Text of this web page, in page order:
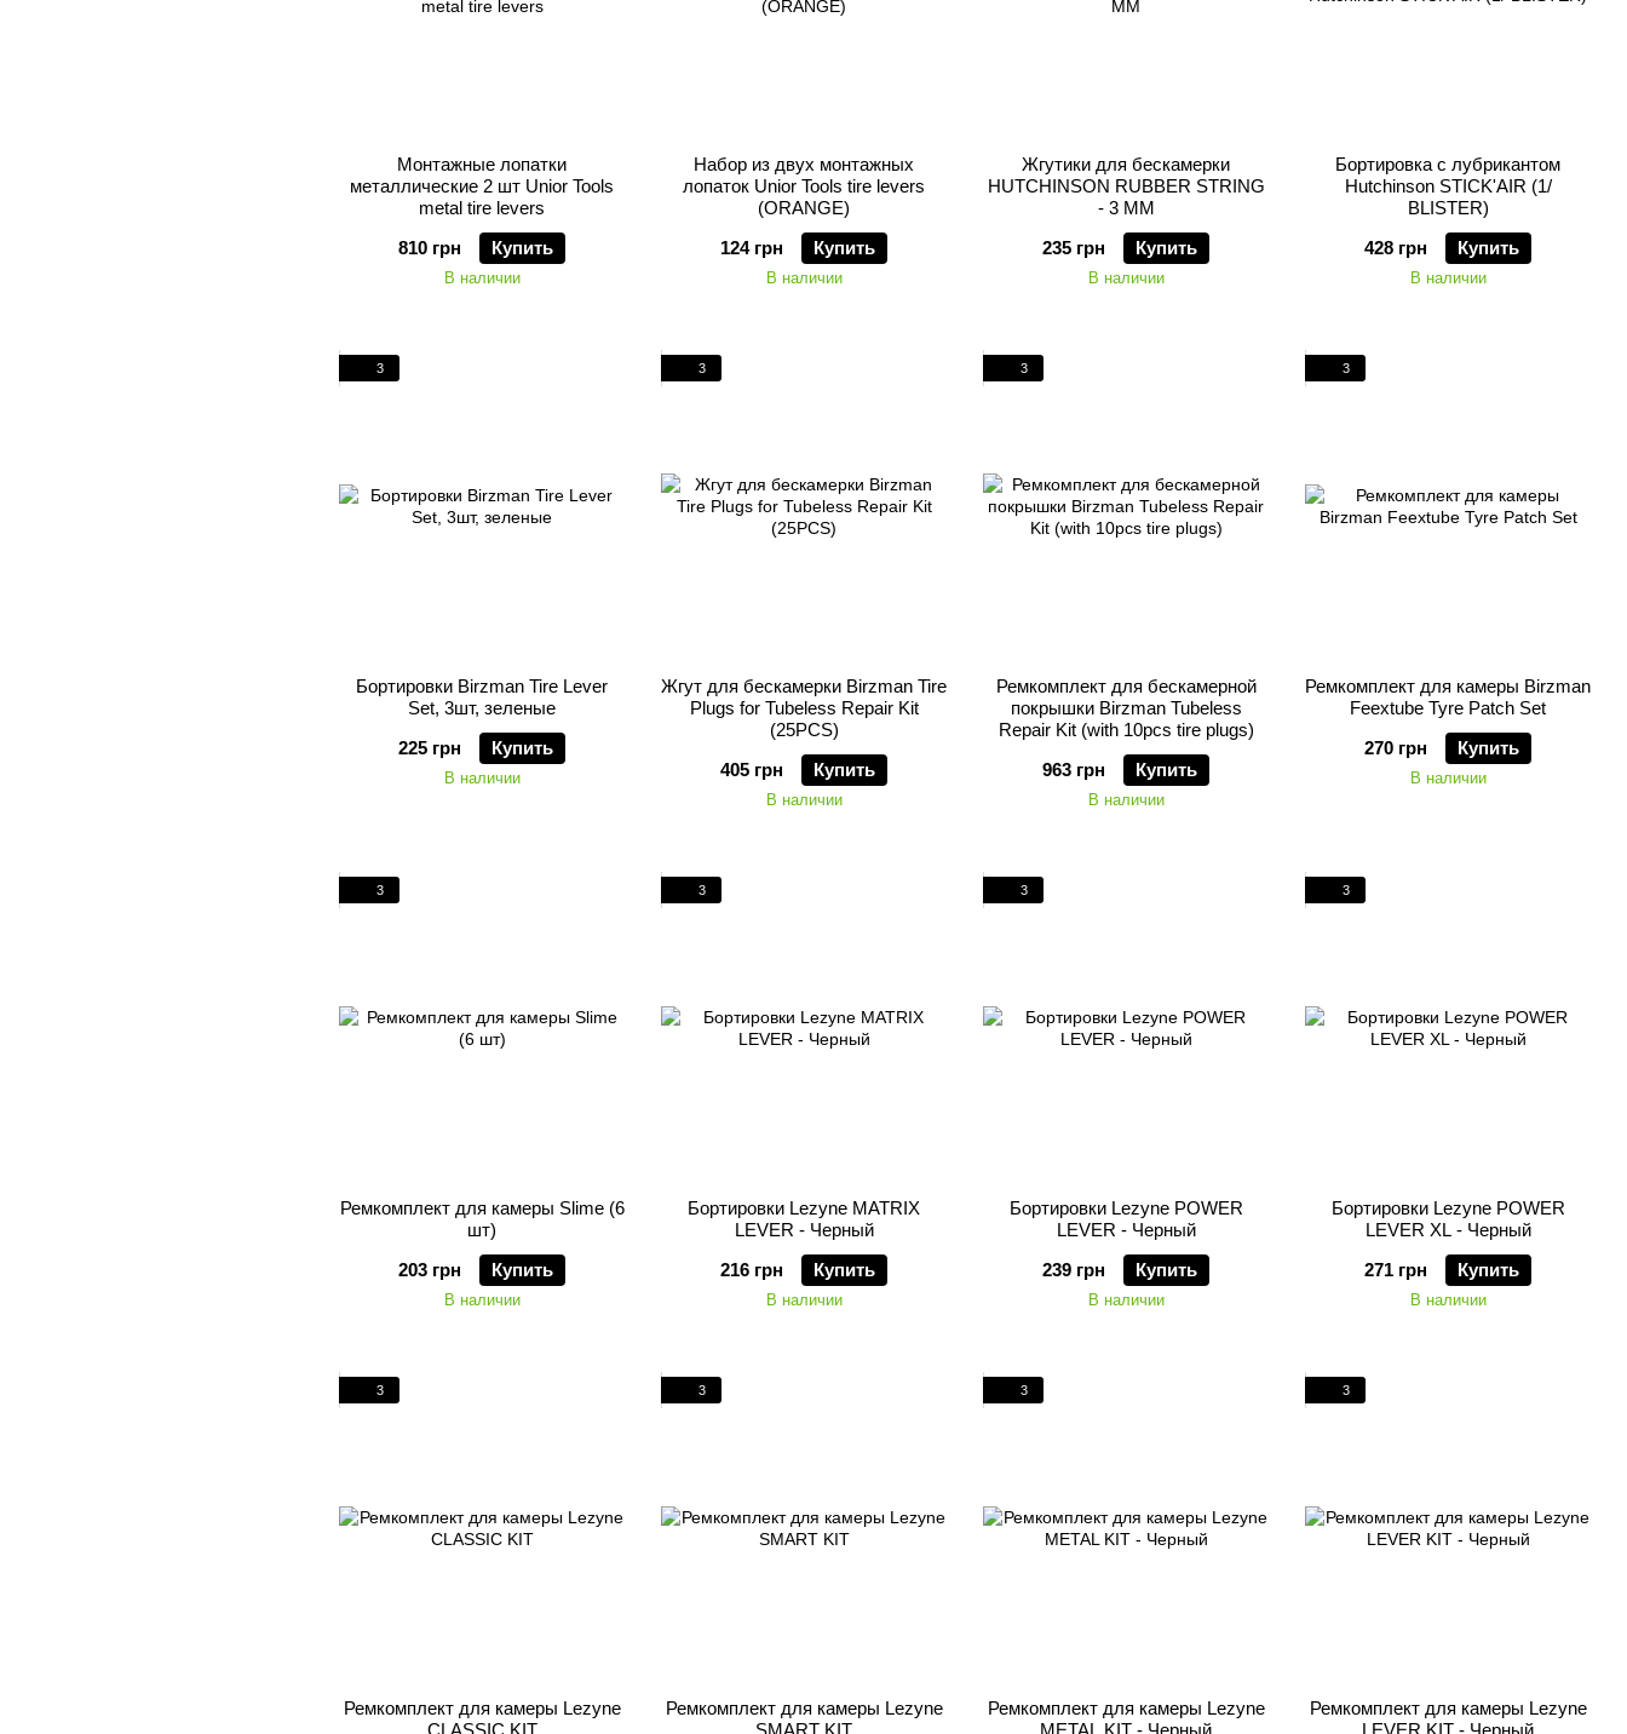
Монтажные лопатки
металлические 2 шт Unior Tools
metal tire levers
810 грн
Купить
В наличии
Набор из двух монтажных
лопаток Unior Tools tire levers
(ORANGE)
124 грн
Купить
В наличии
Жгутики для бескамерки
HUTCHINSON RUBBER STRING
- 3 MM
235 грн
Купить
В наличии
Бортировка с лубрикантом
Hutchinson STICK'AIR (1/
BLISTER)
428 грн
Купить
В наличии
3
Бортировки Birzman Tire Lever
Set, 3шт, зеленые
225 грн
Купить
В наличии
3
Жгут для бескамерки Birzman Tire
Plugs for Tubeless Repair Kit
(25PCS)
405 грн
Купить
В наличии
3
Ремкомплект для бескамерной
покрышки Birzman Tubeless
Repair Kit (with 10pcs tire plugs)
963 грн
Купить
В наличии
3
Ремкомплект для камеры Birzman
Feextube Tyre Patch Set
270 грн
Купить
В наличии
3
Ремкомплект для камеры Slime (6
шт)
203 грн
Купить
В наличии
3
Бортировки Lezyne MATRIX
LEVER - Черный
216 грн
Купить
В наличии
3
Бортировки Lezyne POWER
LEVER - Черный
239 грн
Купить
В наличии
3
Бортировки Lezyne POWER
LEVER XL - Черный
271 грн
Купить
В наличии
3
Ремкомплект для камеры Lezyne
CLASSIC KIT
3
Ремкомплект для камеры Lezyne
SMART KIT
3
Ремкомплект для камеры Lezyne
METAL KIT - Черный
3
Ремкомплект для камеры Lezyne
LEVER KIT - Черный